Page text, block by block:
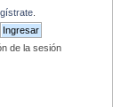
.
de la sesión